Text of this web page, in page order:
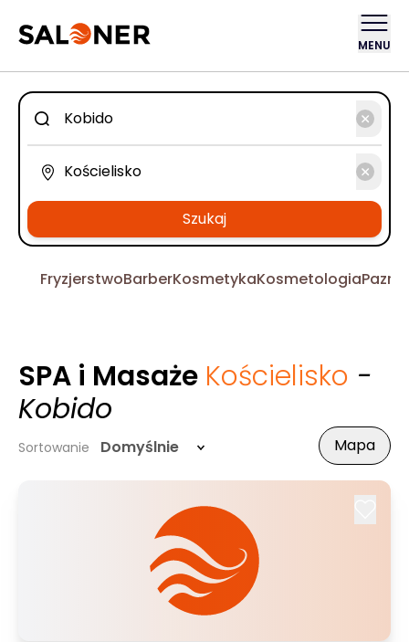
MENU
Szukaj
FryzjerstwoBarberKosmetykaKosmetologia
SPA i Masaże Kościelisko -
Kobido
Sortowanie Domyślnie Mapa